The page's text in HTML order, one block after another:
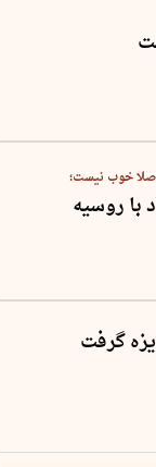
خوب نیست؛
با روسیه
گرفت